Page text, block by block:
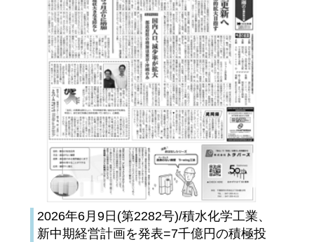
2026年6月9日(第2282号)/積水化学工業、
新中期経営計画を発表=7千億円の積極投